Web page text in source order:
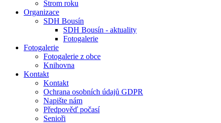
Strom roku
Organizace
SDH Bousín
SDH Bousín - aktuality
Fotogalerie
Fotogalerie
Fotogalerie z obce
Knihovna
Kontakt
Kontakt
Ochrana osobních údajů GDPR
Napište nám
Předpověď počasí
Senioři